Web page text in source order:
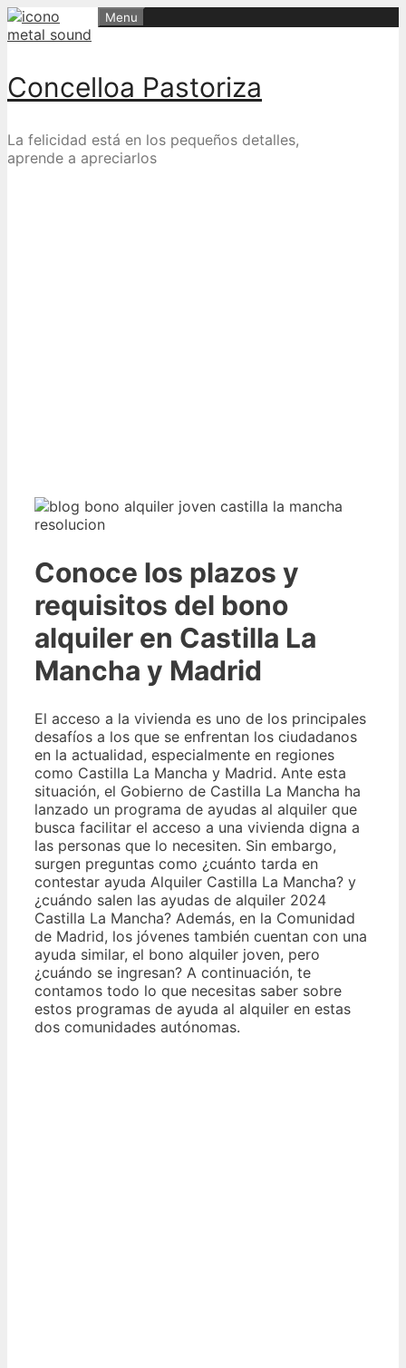
Skip
to
Concelloa Pastoriza
La felicidad está en los pequeños detalles,
aprende a apreciarlos
Menu
Conoce los plazos y
requisitos del bono
alquiler en Castilla La
Mancha y Madrid
El acceso a la vivienda es uno de los principales
desafíos a los que se enfrentan los ciudadanos
en la actualidad, especialmente en regiones
como Castilla La Mancha y Madrid. Ante esta
situación, el Gobierno de Castilla La Mancha ha
lanzado un programa de ayudas al alquiler que
busca facilitar el acceso a una vivienda digna a
las personas que lo necesiten. Sin embargo,
surgen preguntas como ¿cuánto tarda en
contestar ayuda Alquiler Castilla La Mancha? y
¿cuándo salen las ayudas de alquiler 2024
Castilla La Mancha? Además, en la Comunidad
de Madrid, los jóvenes también cuentan con una
ayuda similar, el bono alquiler joven, pero
¿cuándo se ingresan? A continuación, te
contamos todo lo que necesitas saber sobre
estos programas de ayuda al alquiler en estas
dos comunidades autónomas.